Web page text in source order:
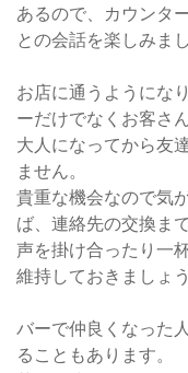
あるので、カウンタ
との会話を楽しみまし
お店に通うようにな
ーだけでなくお客さ
大人になってから友
ません。
貴重な機会なので気
ば、連絡先の交換ま
声を掛け合ったり一
維持しておきましょう
バーで仲良くなった
ることもあります。